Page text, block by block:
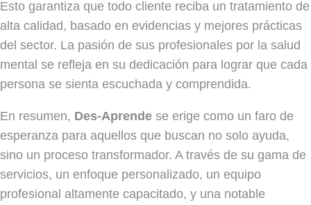
Esto garantiza que todo cliente reciba un tratamiento de
alta calidad, basado en evidencias y mejores prácticas
del sector. La pasión de sus profesionales por la salud
mental se refleja en su dedicación para lograr que cada
persona se sienta escuchada y comprendida.
En resumen, Des-Aprende se erige como un faro de
esperanza para aquellos que buscan no solo ayuda,
sino un proceso transformador. A través de su gama de
servicios, un enfoque personalizado, un equipo
profesional altamente capacitado, y una notable